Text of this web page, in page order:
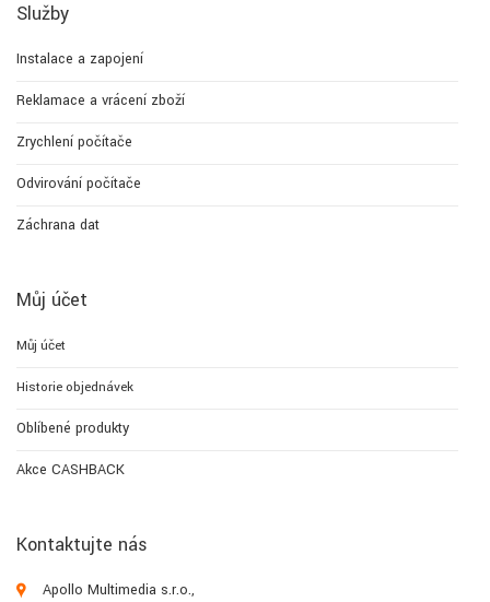
Služby
Instalace a zapojení
Reklamace a vrácení zboží
Zrychlení počítače
Odvirování počítače
Záchrana dat
Můj účet
Můj účet
Historie objednávek
Oblíbené produkty
Akce CASHBACK
Kontaktujte nás
Apollo Multimedia s.r.o.,